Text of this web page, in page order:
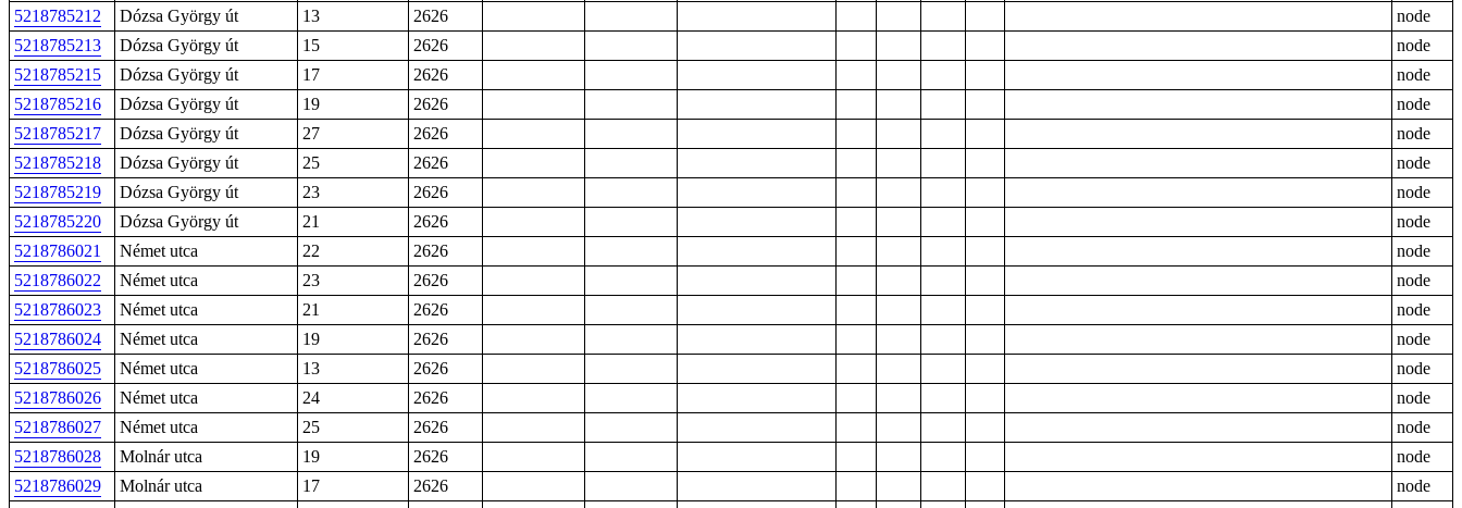
5218785212
Dózsa György út 13 2626
node
5218785213
Dózsa György út 15 2626
node
5218785215
Dózsa György út 17 2626
node
5218785216
Dózsa György út 19 2626
node
5218785217
Dózsa György út 27 2626
node
5218785218
Dózsa György út 25 2626
node
5218785219
Dózsa György út 23 2626
node
5218785220
Dózsa György út 21 2626
node
5218786021
Német utca 22 2626
node
5218786022
Német utca 23 2626
node
5218786023
Német utca 21 2626
node
5218786024
Német utca 19 2626
node
5218786025
Német utca 13 2626
node
5218786026
Német utca 24 2626
node
5218786027
Német utca 25 2626
node
5218786028
Molnár utca 19 2626
node
5218786029
Molnár utca 17 2626
node